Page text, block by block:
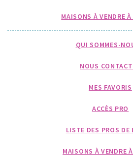
MAISONS À VENDRE À
QUI SOMMES-
NOUS
MES FAVORIS
ACCÈS PRO
LISTE DES PROS DE
MAISONS À VENDRE